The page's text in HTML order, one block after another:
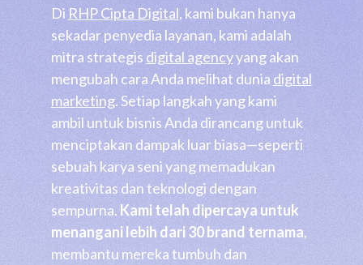
Di RHP Cipta Digital, kami bukan hanya
sekadar penyedia layanan, kami adalah
mitra strategis digital agencyyang akan
mengubah cara Anda melihat dunia digital
marketing. Setiap langkah yang kami
ambil untuk bisnis Anda dirancang untuk
menciptakan dampak luar biasa—seperti
sebuah karya seni yang memadukan
kreativitas dan teknologi dengan
sempurna. Kami telah dipercaya untuk
menangani lebih dari 30 brand ternama,
membantu mereka tumbuh dan